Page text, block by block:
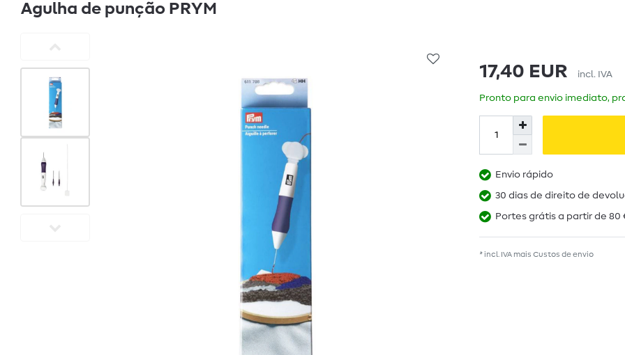
Agulha de punção PRYM
17,40 EUR incl. IVA
Pronto para envio imediato,
Envio rápido
30 dias de direito de
Portes grátis a partir de 80
* incl. IVA mais Custos de envio